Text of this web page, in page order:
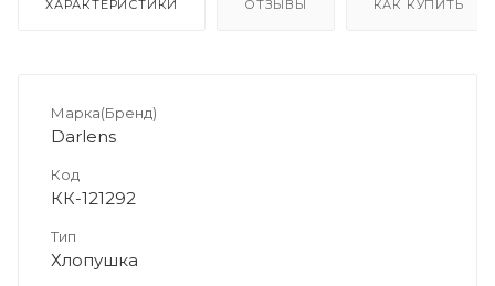
ХАРАКТЕРИСТИКИ ОТЗЫВЫ КАК КУПИТЬ
Марка(Бренд)
Darlens
Код
КК-121292
Тип
Хлопушка